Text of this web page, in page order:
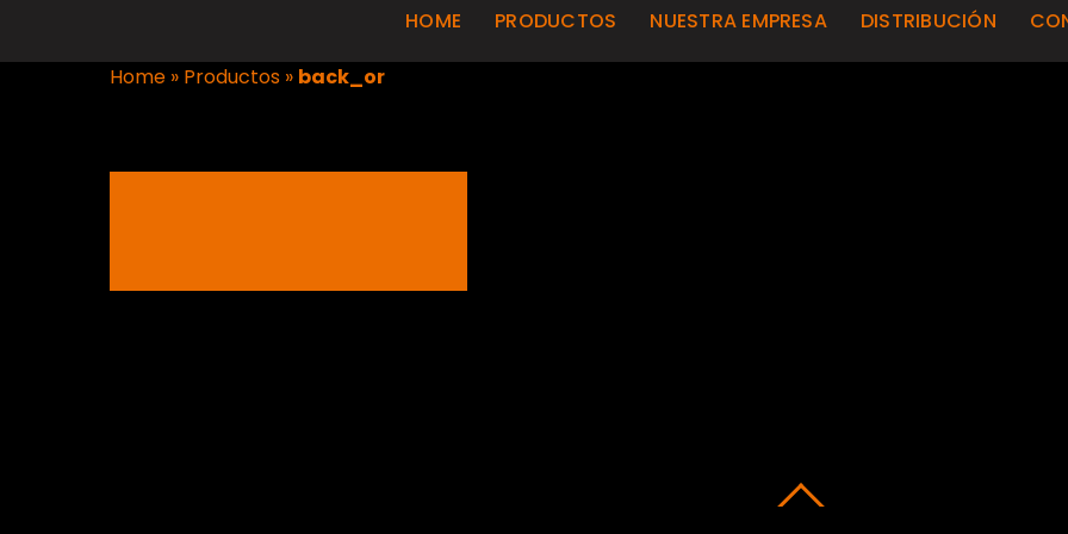
HOME PRODUCTOS NUESTRA EMPRESA DISTRIBUCIÓN
Home » Productos » back_or